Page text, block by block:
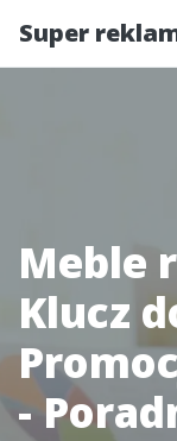
Super
Meble
Klucz
-